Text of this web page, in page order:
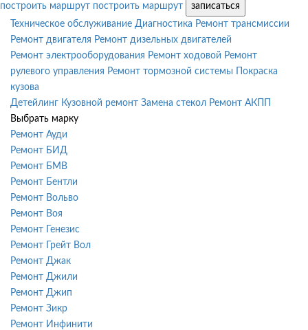
построить маршрут построить маршрут
записаться
Техническое обслуживание Диагностика Ремонт трансмиссии
Ремонт двигателя Ремонт дизельных двигателей
Ремонт электрооборудования Ремонт ходовой Ремонт
рулевого управления Ремонт тормозной системы
Покраска
кузова
Детейлинг Кузовной ремонт Замена стекол Ремонт АКПП
Выбрать марку
Ремонт Ауди
Ремонт БИД
Ремонт БМВ
Ремонт Бентли
Ремонт Вольво
Ремонт Воя
Ремонт Генезис
Ремонт Грейт Вол
Ремонт Джак
Ремонт Джили
Ремонт Джип
Ремонт Зикр
Ремонт Инфинити